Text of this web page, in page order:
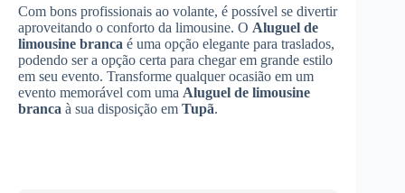
Com bons profissionais ao volante, é possível se divertir
aproveitando o conforto da limousine. O Aluguel de
limousine branca é uma opção elegante para traslados,
podendo ser a opção certa para chegar em grande estilo
em seu evento. Transforme qualquer ocasião em um
evento memorável com uma Aluguel de limousine
branca à sua disposição em Tupã.